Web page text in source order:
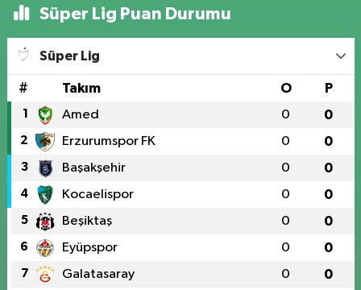
Süper Lig Puan Durumu
Süper Lig
# Takım O P
1 Amed 0 0
2 Erzurumspor FK 0 0
3 Başakşehir 0 0
4 Kocaelispor 0 0
5 Beşiktaş 0 0
6 Eyüpspor 0 0
7 Galatasaray 0 0